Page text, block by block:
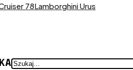
78Lamborghini Urus
SZUKAJ